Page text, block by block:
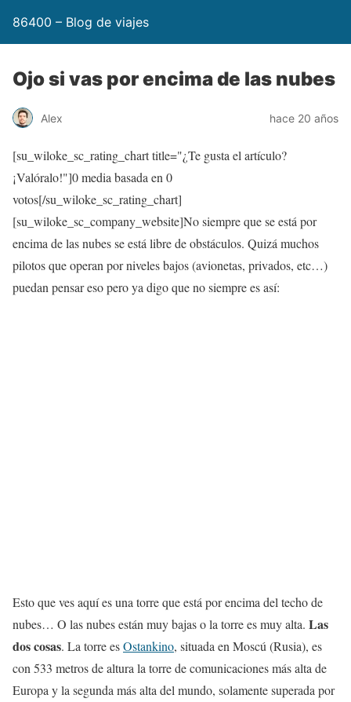
86400 – Blog de viajes
Ojo si vas por encima de las nubes
Alex hace 20 años
[su_wiloke_sc_rating_chart title="¿Te gusta el artículo?
¡Valóralo!"]0media basada en 0
votos[/su_wiloke_sc_rating_chart]
[su_wiloke_sc_company_website]No siempre que se está por
encima de las nubes se está libre de obstáculos. Quizá muchos
pilotos que operan por niveles bajos (avionetas, privados, etc…)
puedan pensar eso pero ya digo que no siempre es así:
Esto que ves aquí es una torre que está por encima del techo de
nubes… O las nubes están muy bajas o la torre es muy alta. Las
dos cosas. La torre esOstankino, situada en Moscú (Rusia), es
con 533 metros de altura la torre de comunicaciones más alta de
Europa y la segunda más alta del mundo, solamente superada por